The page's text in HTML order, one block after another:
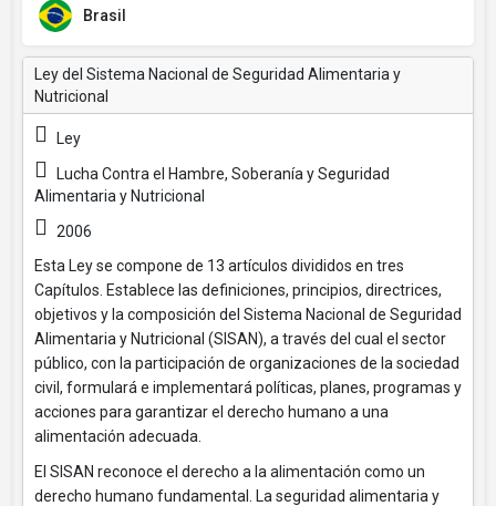
Brasil
Ley del Sistema Nacional de Seguridad Alimentaria y
Nutricional
Ley
Lucha Contra el Hambre, Soberanía y Seguridad
Alimentaria y Nutricional
2006
Esta Ley se compone de 13 artículos divididos en tres
Capítulos. Establece las definiciones, principios, directrices,
objetivos y la composición del Sistema Nacional de Seguridad
Alimentaria y Nutricional (SISAN), a través del cual el sector
público, con la participación de organizaciones de la sociedad
civil, formulará e implementará políticas, planes, programas y
acciones para garantizar el derecho humano a una
alimentación adecuada.
El SISAN reconoce el derecho a la alimentación como un
derecho humano fundamental. La seguridad alimentaria y